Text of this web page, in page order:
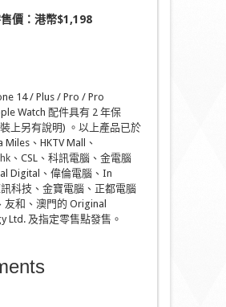
價：港幣$1,198
14 / Plus / Pro / Pro
Watch 配件具有 2 年保
上另有說明) 。以上產品已於
Miles、HKTV Mall、
、CSL、科訊電腦、金電腦
Digital、偉倫電腦、In
科技、金寶電腦、正都電腦
友和、澳門的 Original
Ltd. 及指定零售點發售。